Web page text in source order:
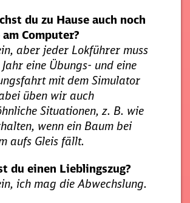
du zu Hause auch noch
Computer?
aber jeder Lokführer muss
eine Übungs- und eine
mit dem Simulator
üben wir auch
Situationen, z. B. wie
wenn ein Baum bei
aufs Gleis fällt.
du einen Lieblingszug?
ich mag die Abwechslung.